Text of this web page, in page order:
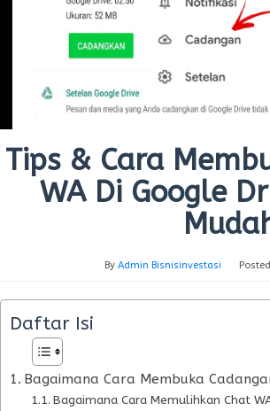
Tips & Cara
WA Di Google
By Admin Bisnisinvestasi
Daftar Isi
Bagaimana Cara Membuka
Bagaimana Cara Memulihkan Chat